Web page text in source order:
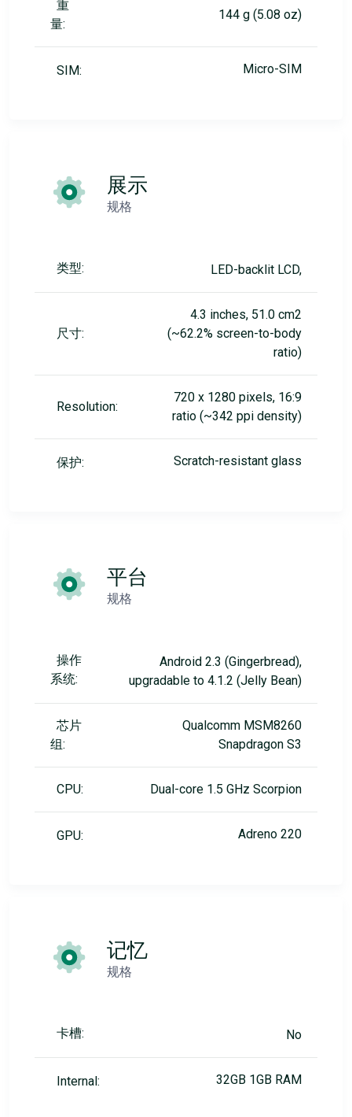
重
量:
144 g (5.08 oz)
SIM: Micro-SIM
展示
规格
类型: LED-backlit LCD,
尺寸:
4.3 inches, 51.0 cm2
(~62.2% screen-to-body
ratio)
Resolution:
720 x 1280 pixels, 16:9
ratio (~342 ppi density)
保护: Scratch-resistant glass
平台
规格
操作
系统:
Android 2.3 (Gingerbread),
upgradable to 4.1.2 (Jelly Bean)
芯片
组:
Qualcomm MSM8260
Snapdragon S3
CPU: Dual-core 1.5 GHz Scorpion
GPU: Adreno 220
记忆
规格
卡槽: No
Internal: 32GB 1GB RAM